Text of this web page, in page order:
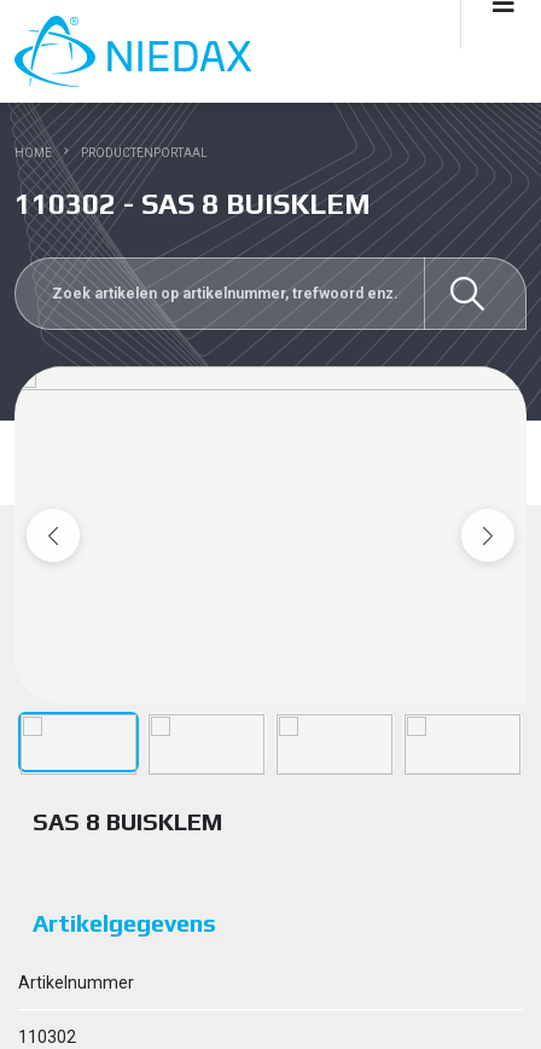
HOME PRODUCTENPORTAAL
110302 - SAS 8 BUISKLEM
SAS 8 BUISKLEM
Artikelgegevens
Artikelnummer
110302